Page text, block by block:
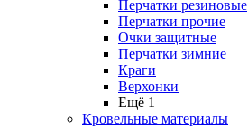
Перчатки резиновые
Перчатки прочие
Очки защитные
Перчатки зимние
Краги
Верхонки
Ещё 1
Кровельные материалы